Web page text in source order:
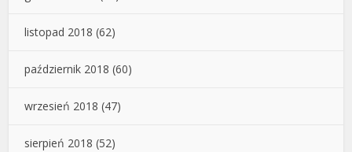
listopad 2018 (62)
październik 2018 (60)
wrzesień 2018 (47)
sierpień 2018 (52)